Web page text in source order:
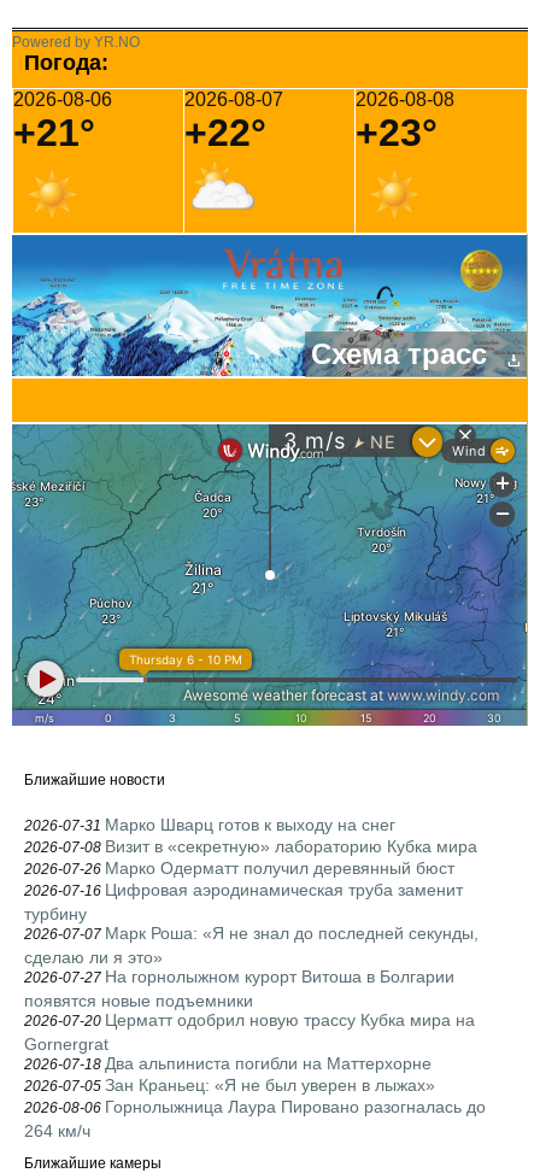
Powered by YR.NO
Погода:
2026-08-06
+21°
2026-08-07
+22°
2026-08-08
+23°
Схема трасс
Ближайшие новости
2026-07-31 Марко Шварц готов к выходу на снег
2026-07-08 Визит в «секретную» лабораторию Кубка мира
2026-07-26 Марко Одерматт получил деревянный бюст
2026-07-16 Цифровая аэродинамическая труба заменит
турбину
2026-07-07 Марк Роша: «Я не знал до последней секунды,
сделаю ли я это»
2026-07-27 На горнолыжном курорт Витоша в Болгарии
появятся новые подъемники
2026-07-20 Церматт одобрил новую трассу Кубка мира на
Gornergrat
2026-07-18 Два альпиниста погибли на Маттерхорне
2026-07-05 Зан Краньец: «Я не был уверен в лыжах»
2026-08-06 Горнолыжница Лаура Пировано разогналась до
264 км/ч
Ближайшие камеры